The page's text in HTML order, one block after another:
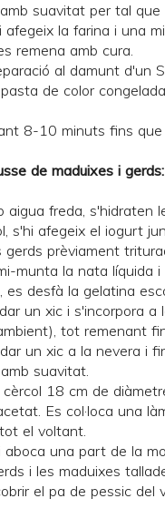
suavitat per tal que
afegeix la farina i una
remena amb cura.
al damunt d'un
de color
8-10 minuts fins
de maduixes i gerds:
aigua freda,
s'hi afegeix el iogurt
gerds prèviament
munta la nata líquida i
es desfà la gelatina
un xic i s'incorpora
tot remenant
un xic a la nevera i
suavitat.
cèrcol 18 cm de
Es col·loca una
el voltant.
una part de la
i les maduixes
el pa de pessic del